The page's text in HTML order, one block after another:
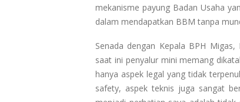
mekanisme payung Badan Usaha
dalam mendapatkan BBM tanpa
Senada dengan Kepala BPH
saat ini penyalur mini memang
hanya aspek legal yang tidak
safety, aspek teknis juga sangat